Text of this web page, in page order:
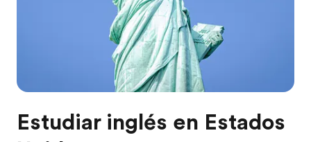
Estudiar inglés en Estados